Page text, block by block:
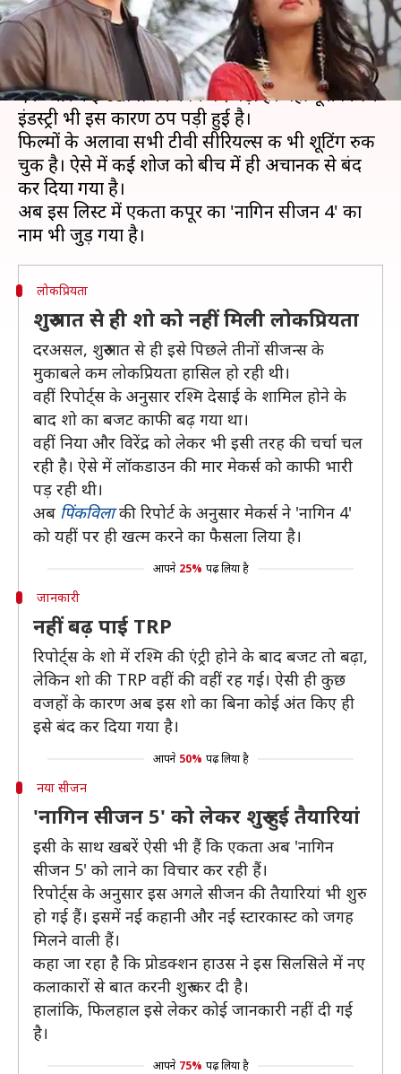
क्या है खबर?
कोरोना वायरस की वजह से हुए लॉकडाउन के कारण जहां
एक ओर कई उद्योगों का काम बंद पड़ा है। वहीं पूरी फिल्म
इंडस्ट्री भी इस कारण ठप पड़ी हुई है।
फिल्मों के अलावा सभी टीवी सीरियल्स की भी शूटिंग रुक
चुकी है। ऐसे में कई शोज को बीच में ही अचानक से बंद
कर दिया गया है।
अब इस लिस्ट में एकता कपूर का 'नागिन सीजन 4' का
लोकप्रियता
शुरुआत से ही शो को नहीं मिली लोकप्रियता
दरअसल, शुरुआत से ही इसे पिछले तीनों सीजन्स के
मुकाबले कम लोकप्रियता हासिल हो रही थी।
वहीं रिपोर्ट्स के अनुसार रश्मि देसाई के शामिल होने के
बाद शो का बजट काफी बढ़ गया था।
वहीं निया और विरेंद्र को लेकर भी इसी तरह की चर्चा चल
रही है। ऐसे में लॉकडाउन की मार मेकर्स को काफी भारी
पड़ रही थी।
अब पिंकविलाकी रिपोर्ट के अनुसार मेकर्स ने 'नागिन 4'
को यहीं पर ही खत्म करने का फैसला लिया है।
आपने 25% पढ़ लिया है
जानकारी
नहीं बढ़ पाई TRP
रिपोर्ट्स के शो में रश्मि की एंट्री होने के बाद बजट तो बढ़ा,
लेकिन शो की TRP वहीं की वहीं रह गई। ऐसी ही कुछ
वजहों के कारण अब इस शो का बिना कोई अंत किए ही
इसे बंद कर दिया गया है।
आपने 50% पढ़ लिया है
नया सीजन
'नागिन सीजन 5' को लेकर शुरु हुई तैयारियां
इसी के साथ खबरें ऐसी भी हैं कि एकता अब 'नागिन
सीजन 5' को लाने का विचार कर रही हैं।
रिपोर्ट्स के अनुसार इस अगले सीजन की तैयारियां भी शुरु
हो गई हैं। इसमें नई कहानी और नई स्टारकास्ट को जगह
मिलने वाली हैं।
कहा जा रहा है कि प्रोडक्शन हाउस ने इस सिलसिले में नए
कलाकारों से बात करनी शुरु कर दी है।
हालांकि, फिलहाल इसे लेकर कोई जानकारी नहीं दी गई
है।
आपने 75% पढ़ लिया है